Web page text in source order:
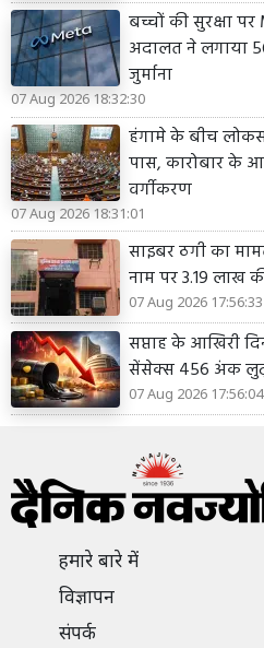
बच्चों की सुरक्षा
अदालत ने लगाया
जुर्माना
07 Aug 2026 18:32:30
हंगामे के बीच
पास, कारोबार के
वर्गीकरण
07 Aug 2026 18:31:01
साइबर ठगी का
नाम पर 3.19 लाख
07 Aug 2026 17:56:33
सप्ताह के आखिरी
सेंसेक्स 456 अंक
07 Aug 2026 17:56:04
हमारे बारे में
विज्ञापन
संपर्क